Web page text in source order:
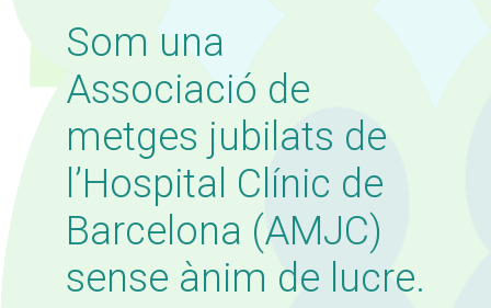
Som una
Associació de
metges jubilats de
l’Hospital Clínic de
Barcelona (AMJC)
sense ànim de lucre.